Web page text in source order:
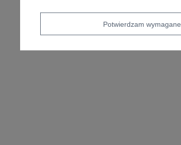
Potwierdzam wymagane